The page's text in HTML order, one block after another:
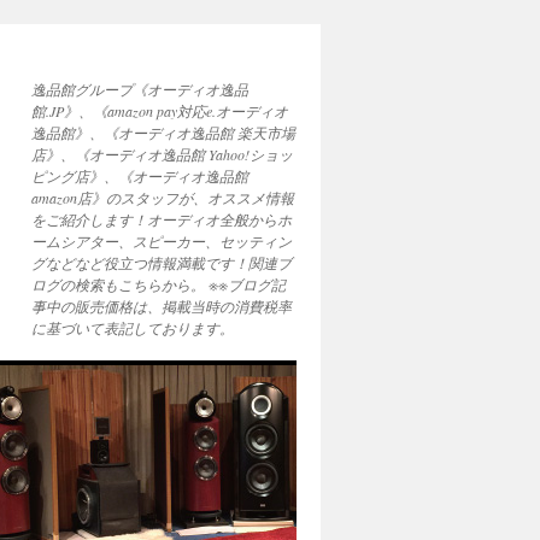
逸品館グループ《オーディオ逸品
館.JP》、《amazon pay対応e.オーディオ
逸品館》、《オーディオ逸品館 楽天市場
店》、《オーディオ逸品館 Yahoo!ショッ
ピング店》、《オーディオ逸品館
amazon店》のスタッフが、オススメ情報
をご紹介します！オーディオ全般からホ
ームシアター、スピーカー、セッティン
グなどなど役立つ情報満載です！関連ブ
ログの検索もこちらから。 ※※ブログ記
事中の販売価格は、掲載当時の消費税率
に基づいて表記しております。